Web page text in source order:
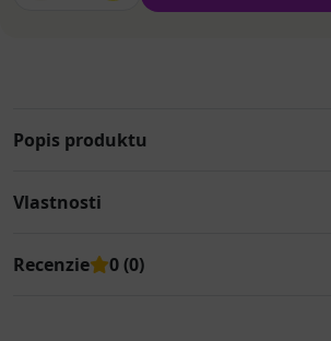
Popis produktu
Vlastnosti
Recenzie 0 (0)